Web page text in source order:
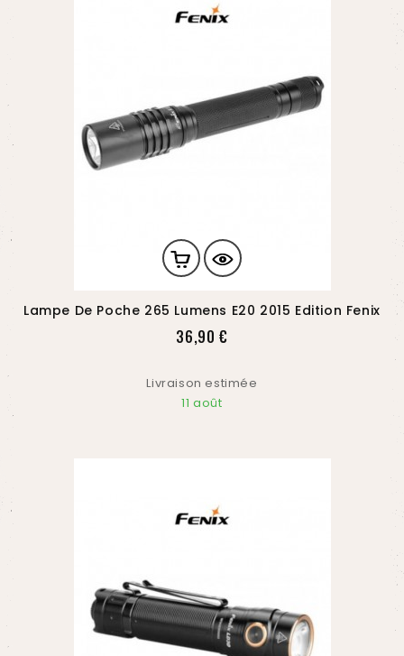
Lampe De Poche 265 Lumens E20 2015 Edition Fenix
36,90 €Prix
Livraison estimée
11 août